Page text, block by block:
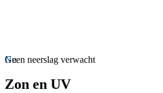
Nu
Geen neerslag verwacht
Zon en UV